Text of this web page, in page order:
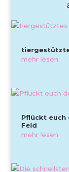
mehr lesen
Pflückt euch
Feld
mehr lesen